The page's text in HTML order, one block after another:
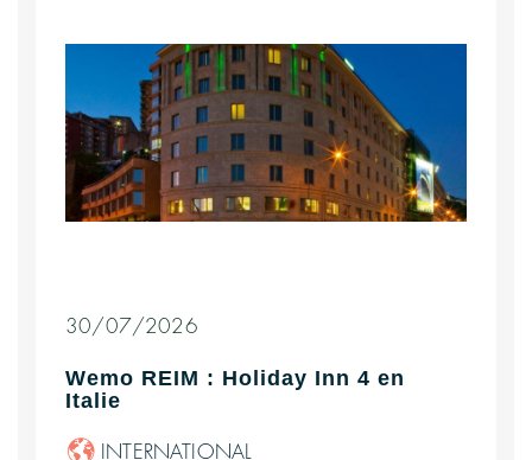
30/07/2026
Wemo REIM : Holiday Inn 4 en
Italie
INTERNATIONAL